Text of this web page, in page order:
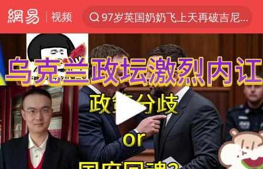
视频
97岁英国奶奶飞上天再破吉尼斯纪录
汪峰阻止14岁女儿买大牌
27岁女子组织卖淫集团被悬赏通缉
泸溪河：桃酥吃出金属牙冠视频不实
公司“上四休三”但要降薪1000元
泰国校园枪击案死亡人数升至7人